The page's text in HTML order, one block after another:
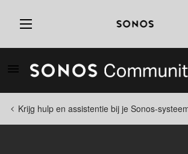
Krijg hulp en assistentie bij je Sonos-